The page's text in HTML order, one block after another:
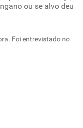
ou se alvo deu
Foi entrevistado no